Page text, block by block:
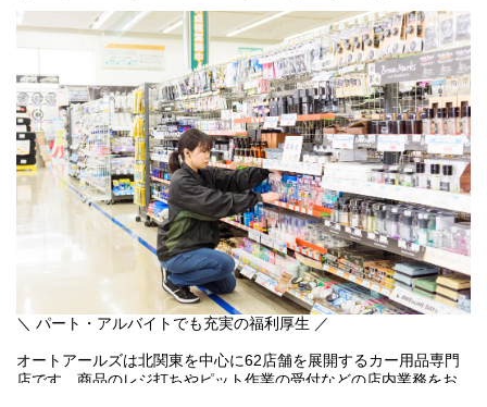
＼ パート・アルバイトでも充実の福利厚生 ／
オートアールズは北関東を中心に62店舗を展開するカー用品専門
店です。商品のレジ打ちやピット作業の受付などの店内業務をお